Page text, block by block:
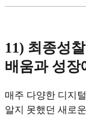
11) 최종성
배움과 성장
매주 다양한 디지
알지 못했던 새로